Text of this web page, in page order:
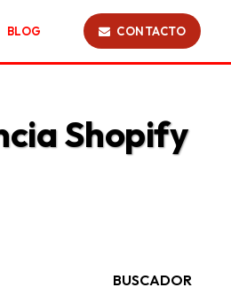
BLOG CONTACTO
Shopify
BUSCADOR